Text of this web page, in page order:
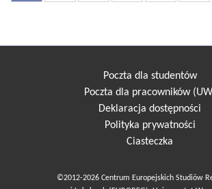
Poczta dla studentów
Poczta dla pracowników
Deklaracja dostępności
Polityka prywatności
Ciasteczka
©2012-2026 Centrum Europejskich Studiów